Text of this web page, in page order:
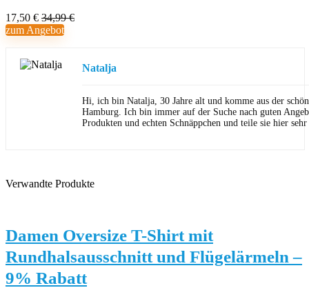
17,50 € 34,99 €
zum Angebot
Natalja
Hi, ich bin Natalja, 30 Jahre alt und komme aus der
Hamburg. Ich bin immer auf der Suche nach guten
Produkten und echten Schnäppchen und teile sie hier
Verwandte Produkte
Damen Oversize T-Shirt mit
Rundhalsausschnitt und Flügelärmeln –
9% Rabatt